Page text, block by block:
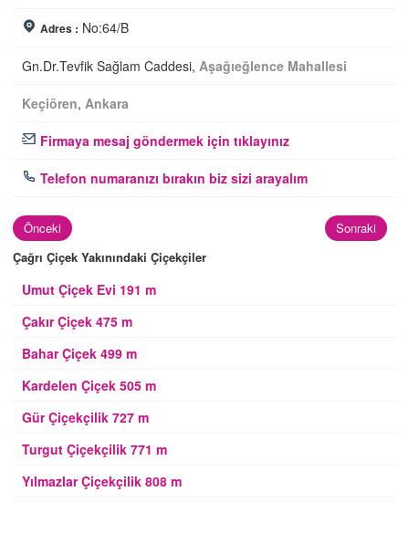
Adres : No:64/B
Gn.Dr.Tevfik Sağlam Caddesi, Aşağıeğlence Mahallesi
Keçiören, Ankara
Firmaya mesaj göndermek için tıklayınız
Telefon numaranızı bırakın biz sizi arayalım
Önceki
Sonraki
Çağrı Çiçek Yakınındaki Çiçekçiler
Umut Çiçek Evi 191 m
Çakır Çiçek 475 m
Bahar Çiçek 499 m
Kardelen Çiçek 505 m
Gür Çiçekçilik 727 m
Turgut Çiçekçilik 771 m
Yılmazlar Çiçekçilik 808 m